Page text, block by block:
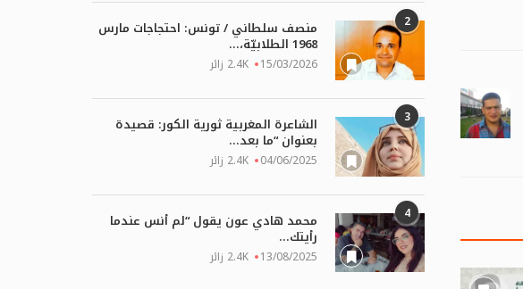
2 منصف سلطاني / تونس: احتجاجات مارس
1968 الطلابيّة،...
15/03/2026 2.4K زائر
3 الشاعرة المغربية ثورية الكور: قصيدة
بعنوان “ما بعد...
04/06/2025 2.4K زائر
4 محمد هادي عون يقول “لم أنس عندما
رأيتك...
13/08/2025 2.4K زائر